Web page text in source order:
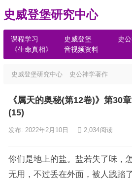
史威登堡研究中心
课程学习 史威登堡 史
《生命真相》
音视频资料
史威登堡研究中心 史公神学著作
《属天的奥秘(第12卷)》第30
(15)
发布: 2022年2月10日 2,034阅读
你们是地上的盐。盐若失了味，
无用，不过丢在外面，被人践踏